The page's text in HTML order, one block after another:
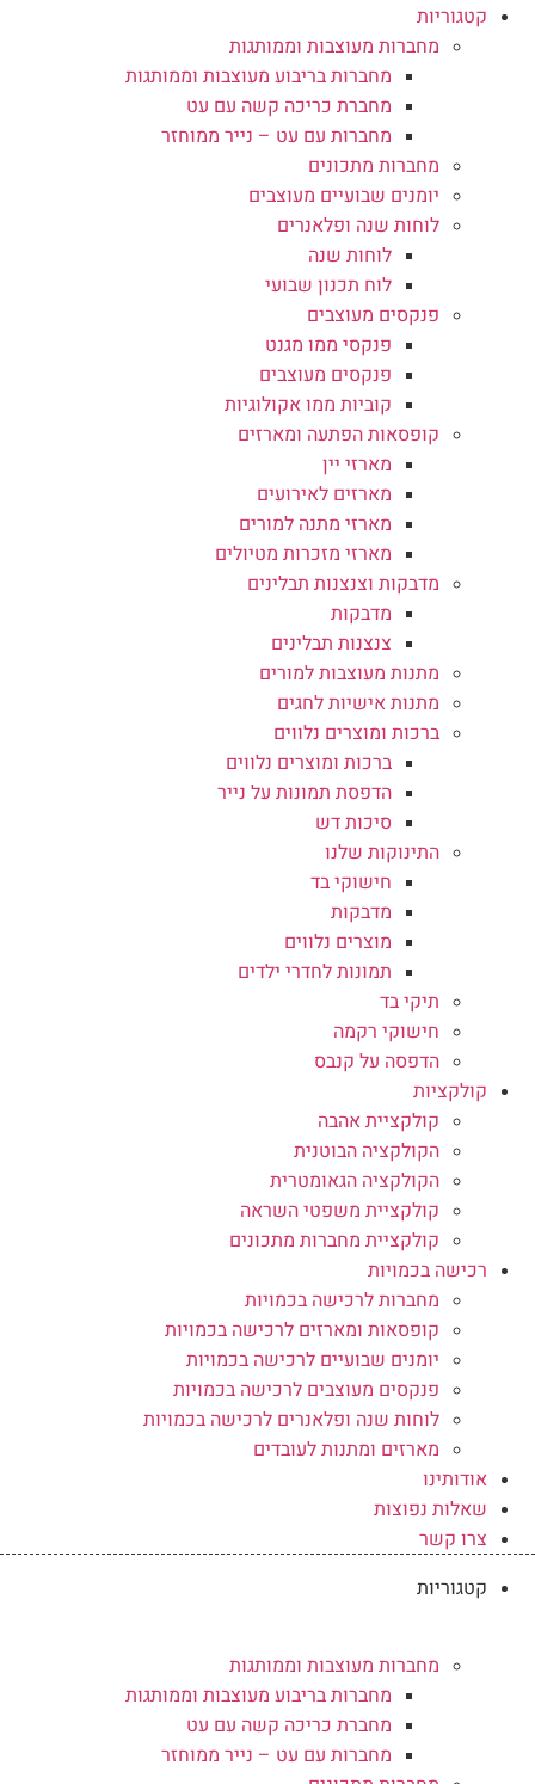
קטגוריות
מחברות מעוצבות וממותגות
מחברות בריבוע מעוצבות וממותגות
מחברת כריכה קשה עם עט
מחברות עם עט – נייר ממוחזר
מחברות מתכונים
יומנים שבועיים מעוצבים
לוחות שנה ופלאנרים
לוחות שנה
לוח תכנון שבועי
פנקסים מעוצבים
פנקסי ממו מגנט
פנקסים מעוצבים
קוביות ממו אקולוגיות
קופסאות הפתעה ומארזים
מארזי יין
מארזים לאירועים
מארזי מתנה למורים
מארזי מזכרות מטיולים
מדבקות וצנצנות תבלינים
מדבקות
צנצנות תבלינים
מתנות מעוצבות למורים
מתנות אישיות לחגים
ברכות ומוצרים נלווים
ברכות ומוצרים נלווים
הדפסת תמונות על נייר
סיכות דש
התינוקות שלנו
חישוקי בד
מדבקות
מוצרים נלווים
תמונות לחדרי ילדים
תיקי בד
חישוקי רקמה
הדפסה על קנבס
קולקציות
קולקציית אהבה
הקולקציה הבוטנית
הקולקציה הגאומטרית
קולקציית משפטי השראה
קולקציית מחברות מתכונים
רכישה בכמויות
מחברות לרכישה בכמויות
קופסאות ומארזים לרכישה בכמויות
יומנים שבועיים לרכישה בכמויות
פנקסים מעוצבים לרכישה בכמויות
לוחות שנה ופלאנרים לרכישה בכמויות
מארזים ומתנות לעובדים
אודותינו
שאלות נפוצות
צרו קשר
קטגוריות
מחברות מעוצבות וממותגות
מחברות בריבוע מעוצבות וממותגות
מחברת כריכה קשה עם עט
מחברות עם עט – נייר ממוחזר